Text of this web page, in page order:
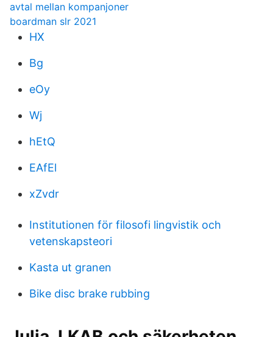
avtal mellan kompanjoner
boardman slr 2021
HX
Bg
eOy
Wj
hEtQ
EAfEl
xZvdr
Institutionen för filosofi lingvistik och
vetenskapsteori
Kasta ut granen
Bike disc brake rubbing